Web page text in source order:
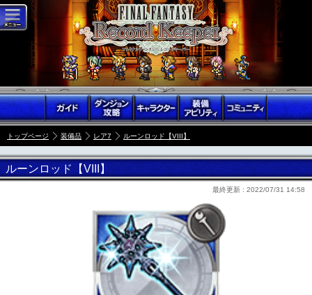
トップページ 装備品 レア7 ルーンロッド【VIII】
ルーンロッド【VIII】
最終更新 : 2022/07/31 14:58